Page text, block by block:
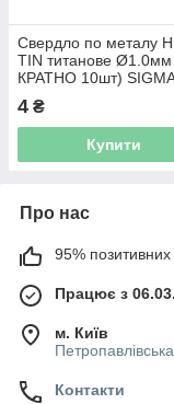
Свердло по металу
TIN титанове Ø1.0мм
КРАТНО 10шт) SIGMA
4 ₴
Купити
Про нас
95% позитивних
Працює з
м. Київ
Контакти